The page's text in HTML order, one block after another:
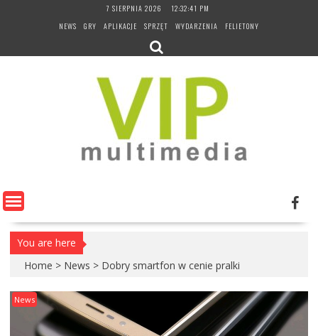
7 SIERPNIA 2026
12:32:42 PM
NEWS
GRY APLIKACJE SPRZĘT WYDARZENIA FELIETONY
You are here
Home > News > Dobry smartfon w cenie pralki
News